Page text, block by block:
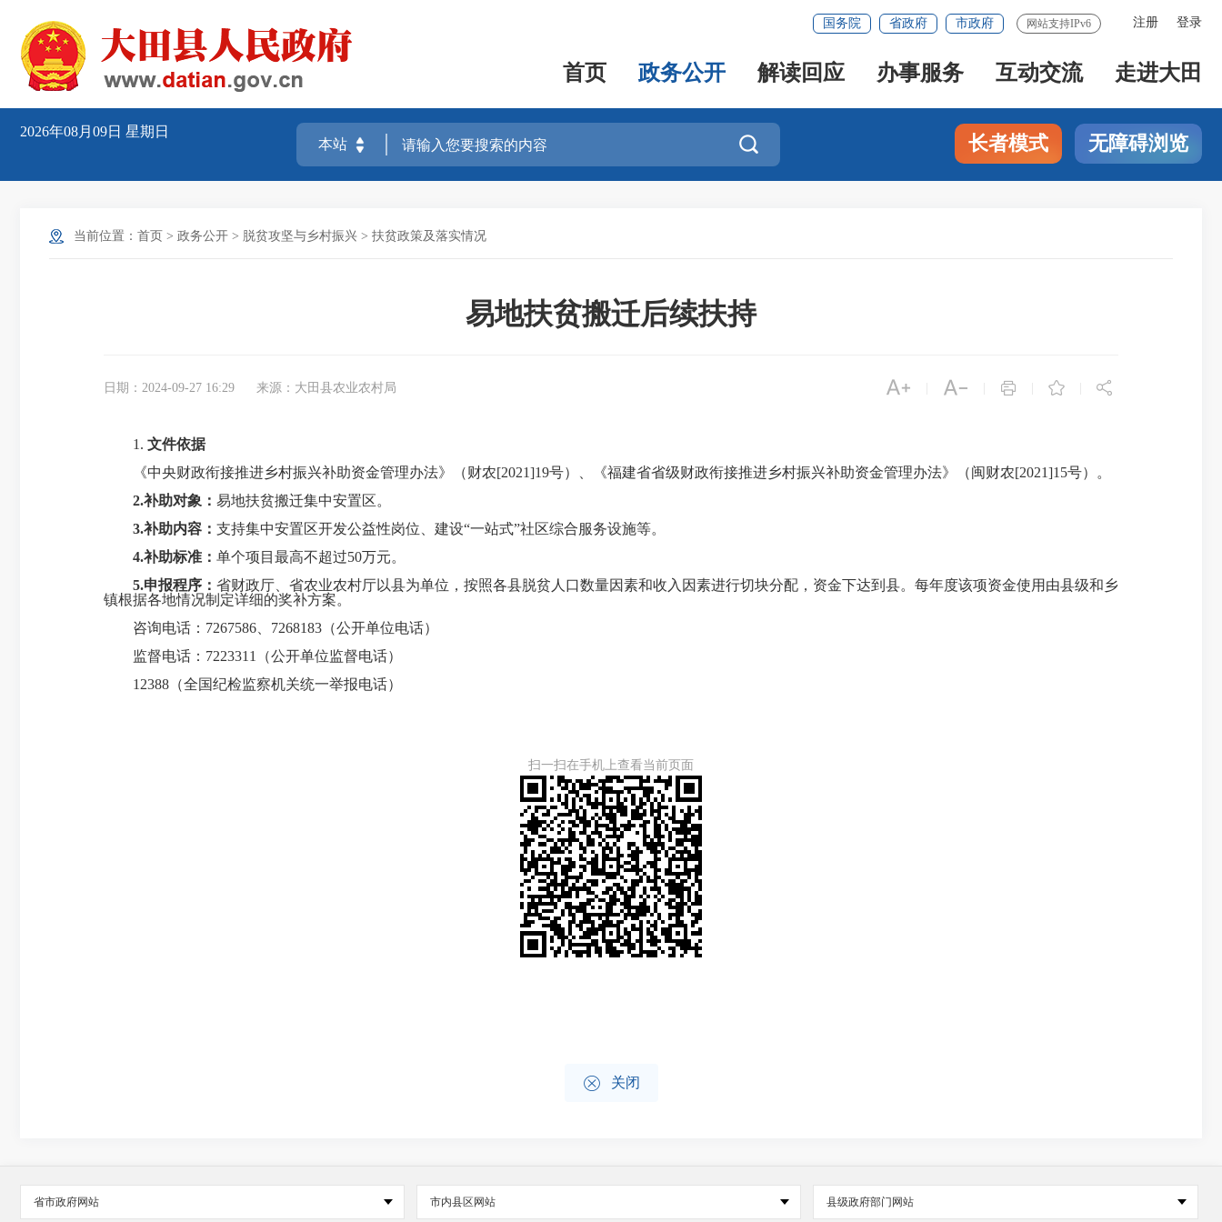
注册 登录
国务院 省政府 市政府 网站支持IPv6
首页 政务公开 解读回应 办事服务 互动交流 走进大田
2026年08月09日 星期日
 长者模式 无障碍浏览
当前位置： 首页 > 政务公开 > 脱贫攻坚与乡村振兴 > 扶贫政策及落实情况
易地扶贫搬迁后续扶持
日期：2024-09-27 16:29 来源：大田县农业农村局     
1. 文件依据
《中央财政衔接推进乡村振兴补助资金管理办法》（财农[2021]19号）、《福建省省级财政衔接推进乡村振兴补助资金管理办法》（闽财农[2021]15号）。
2.补助对象： 易地扶贫搬迁集中安置区。
3.补助内容： 支持集中安置区开发公益性岗位、建设“一站式”社区综合服务设施等。
4.补助标准： 单个项目最高不超过50万元。
5.申报程序： 省财政厅、省农业农村厅以县为单位，按照各县脱贫人口数量因素和收入因素进行切块分配，资金下达到县。每年度该项资金使用由县级和乡
镇根据各地情况制定详细的奖补方案。
咨询电话：7267586、7268183（公开单位电话）
监督电话：7223311（公开单位监督电话）
12388（全国纪检监察机关统一举报电话）
扫一扫在手机上查看当前页面
 关闭
省市政府网站 市内县区网站 县级政府部门网站